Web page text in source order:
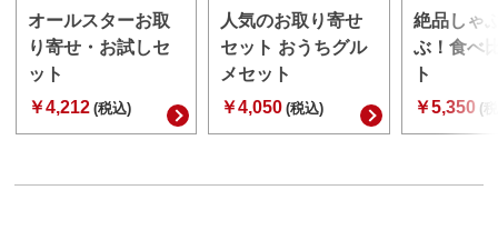
オールスターお取
り寄せ・お試しセ
ット
￥4,212 (税込)
人気のお取り寄せ
セット おうちグル
メセット
￥4,050 (税込)
絶品しゃ
ぶ！食べ
ト
￥5,350 (